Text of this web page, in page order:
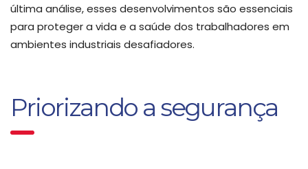
última análise, esses desenvolvimentos são essenciais
para proteger a vida e a saúde dos trabalhadores em
ambientes industriais desafiadores.
Priorizando a segurança